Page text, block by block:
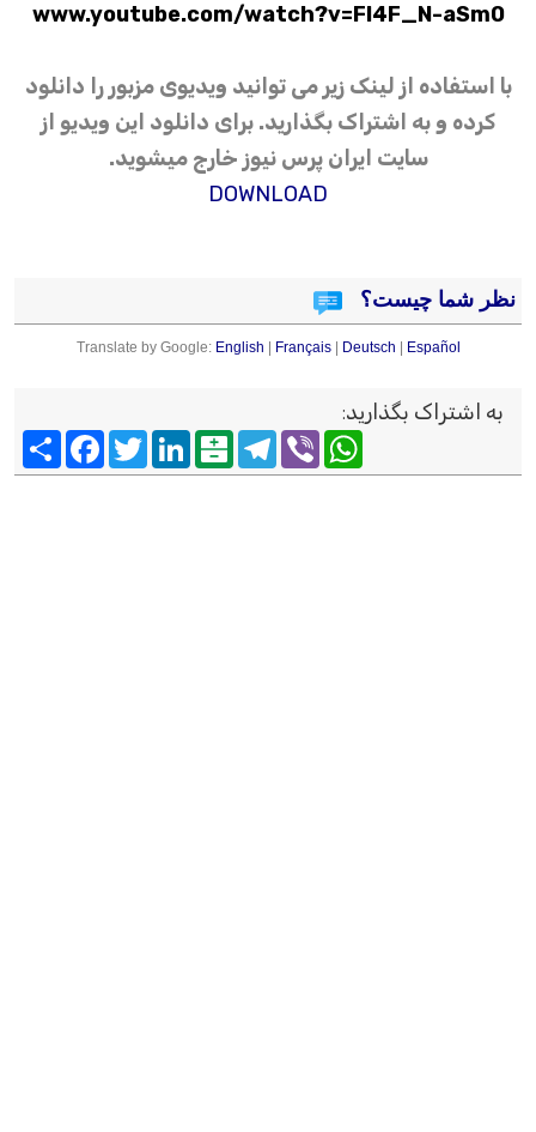
www.youtube.com/watch?v=Fl4F_N-aSm0
با استفاده از لینک زیر می توانید ویدیوی مزبور را دانلود
کرده و به اشتراک بگذارید. برای دانلود این ویدیو از
سایت ایران پرس نیوز خارج میشوید.
DOWNLOAD
نظر شما چیست؟
Translate by Google: English | Français| Deutsch | Español
به اشتراک بگذارید:
FacebookTwitter
LinkedInBalatarin
TelegramViber
WhatsApp